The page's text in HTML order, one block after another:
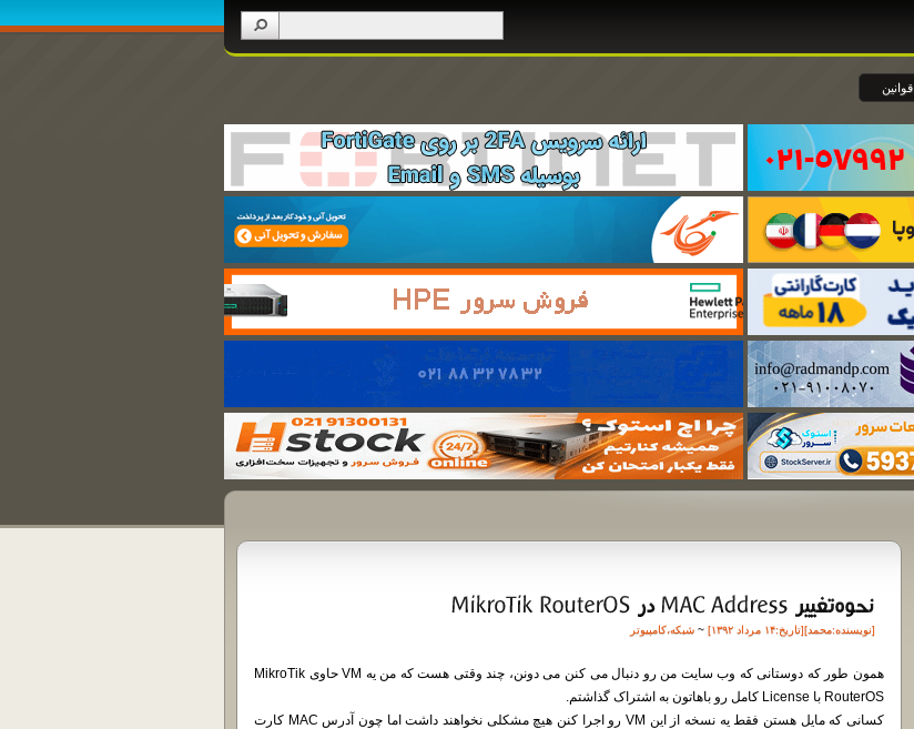
قوانین
[نویسنده:محمد][تاريخ:۱۴ مرداد ۱۳۹۲] ~ شبکه،کامپیوتر
همون طور که دوستانی که وب سایت من رو دنبال می کنن می دونن، چند وقتی هست که من یه VM حاوی MikroTik
RouterOS با License کامل رو باهاتون به اشتراک گذاشتم.
کسانی که مایل هستن فقط یه نسخه از این VM رو اجرا کنن هیچ مشکلی نخواهند داشت اما چون آدرس MAC کارت